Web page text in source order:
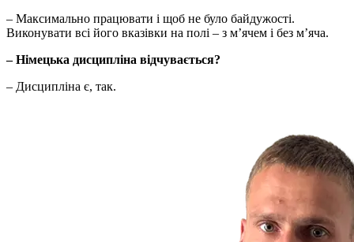
– Максимально працювати і щоб не було байдужості.
Виконувати всі його вказівки на полі – з м’ячем і без м’яча.
– Німецька дисципліна відчувається?
– Дисципліна є, так.